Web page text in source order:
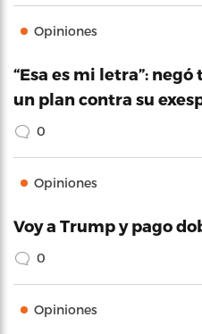
Opiniones
“Esa es mi letra”:
un plan contra su
0
Opiniones
Voy a Trump y pago
0
Opiniones